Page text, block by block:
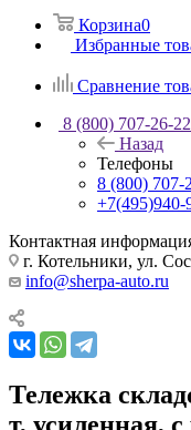
Корзина0
Избранные
Сравнение
8 (800) 707-26-22
Назад
Телефоны
8 (800) 707-
+7(495)940-
Контактная
г. Котельники, ул.
info@sherpa-auto.ru
Тележка
т, усиленная,